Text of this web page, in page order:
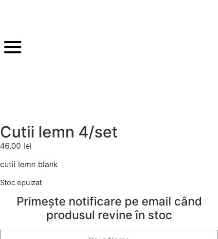
Cutii lemn 4/set
46.00 lei
cutii lemn blank
Stoc epuizat
Primește notificare pe email când
produsul revine în stoc